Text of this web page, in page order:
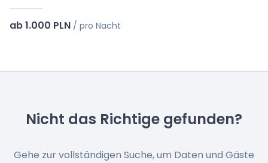
ab 1.000 PLN / pro Nacht
Nicht das Richtige gefunden?
Gehe zur vollständigen Suche, um Daten und Gäste